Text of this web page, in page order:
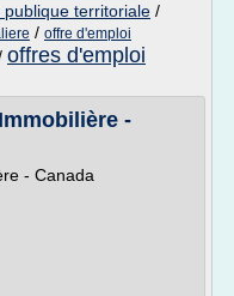
territoriale /
/ offre d'emploi
offres d'emploi
-
- Canada